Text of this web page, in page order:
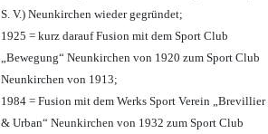
S. V.) Neunkirchen wieder gegründet;
1925 = kurz darauf Fusion mit dem Sport Club
„Bewegung“ Neunkirchen von 1920 zum Sport Club
Neunkirchen von 1913;
1984 = Fusion mit dem Werks Sport Verein „Brevillier
& Urban“ Neunkirchen von 1932 zum Sport Club